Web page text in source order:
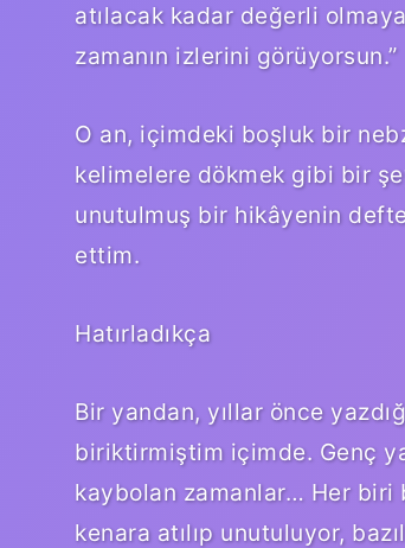
atılacak kadar değerli
zamanın izlerini görüyorsun.”
O an, içimdeki boşluk bir
kelimelere dökmek gibi bir
unutulmuş bir hikâyenin
ettim.
Hatırladıkça
Bir yandan, yıllar önce
biriktirmiştim içimde. Genç
kaybolan zamanlar… Her biri
kenara atılıp unutuluyor,